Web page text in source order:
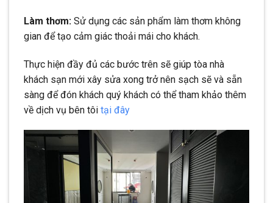
Làm thơm: Sử dụng các sản phẩm làm thơm không
gian để tạo cảm giác thoải mái cho khách.
Thực hiện đầy đủ các bước trên sẽ giúp tòa nhà
khách sạn mới xây sửa xong trở nên sạch sẽ và sẵn
sàng để đón khách quý khách có thể tham khảo thêm
về dịch vụ bên tôi tại đây